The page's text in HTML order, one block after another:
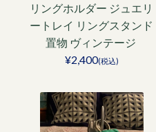
リングホルダー ジュエリ
ートレイ リングスタンド
置物 ヴィンテージ
¥2,400(税込)